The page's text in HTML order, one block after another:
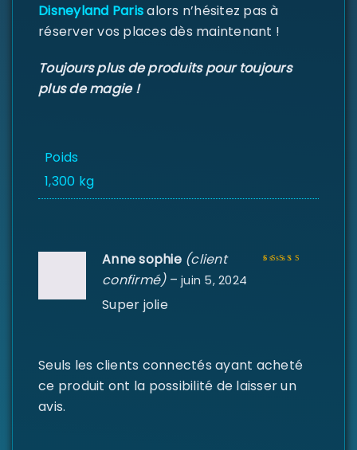
Se souvenir de moi
SE CONNECTER
DE PASSE PERDU ?
Disneyland Parisalors n’hésitez pas à
réserver vos places dès maintenant !
Toujours plus de produits pour toujours
plus de magie !
Poids
1,300 kg
Anne sophie (client
confirmé) – juin 5, 2024
Super jolie
Seuls les clients connectés ayant acheté
ce produit ont la possibilité de laisser un
avis.